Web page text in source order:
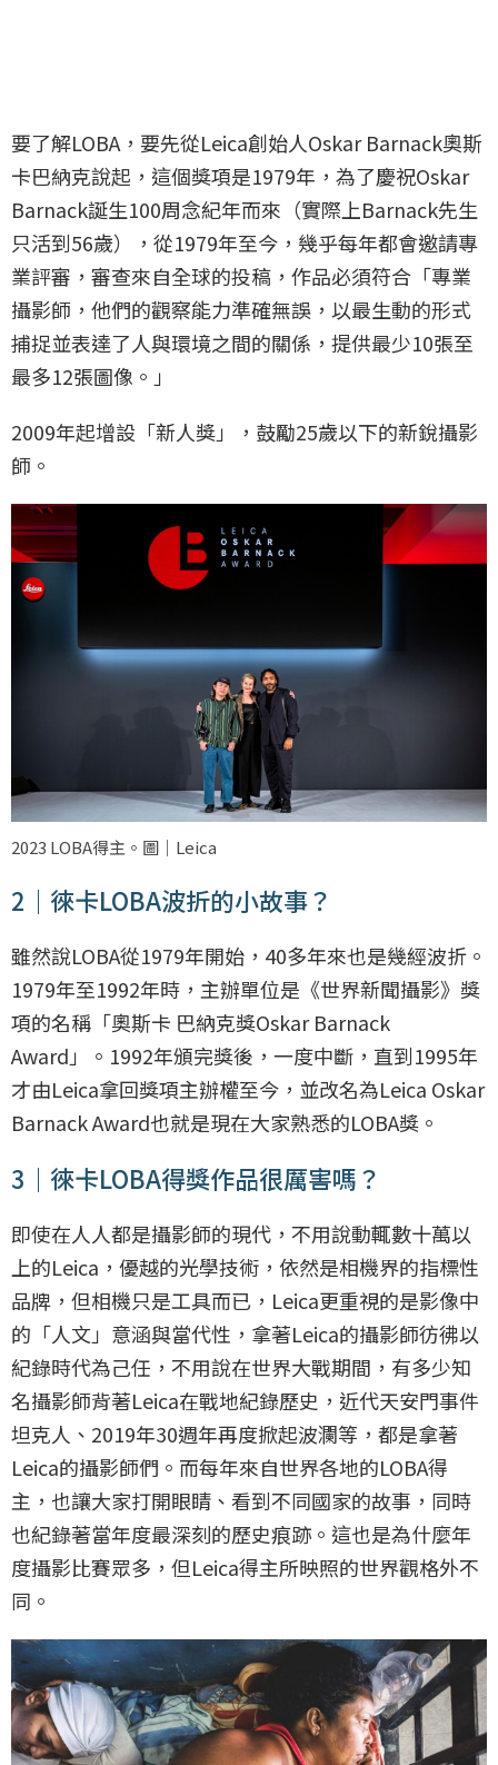
要了解LOBA，要先從Leica創始人Oskar Barnack奧斯
卡巴納克說起，這個獎項是1979年，為了慶祝Oskar
Barnack誕生100周念紀年而來（實際上Barnack先生
只活到56歲），從1979年至今，幾乎每年都會邀請專
業評審，審查來自全球的投稿，作品必須符合「專業
攝影師，他們的觀察能力準確無誤，以最生動的形式
捕捉並表達了人與環境之間的關係，提供最少10張至
最多12張圖像。」
2009年起增設「新人獎」，鼓勵25歲以下的新銳攝影
師。
2023 LOBA得主。圖｜Leica
2｜徠卡LOBA波折的小故事？
雖然說LOBA從1979年開始，40多年來也是幾經波折。
1979年至1992年時，主辦單位是《世界新聞攝影》獎
項的名稱「奧斯卡 巴納克獎Oskar Barnack
Award」。1992年頒完獎後，一度中斷，直到1995年
才由Leica拿回獎項主辦權至今，並改名為Leica Oskar
Barnack Award也就是現在大家熟悉的LOBA獎。
3｜徠卡LOBA得獎作品很厲害嗎？
即使在人人都是攝影師的現代，不用說動輒數十萬以
上的Leica，優越的光學技術，依然是相機界的指標性
品牌，但相機只是工具而已，Leica更重視的是影像中
的「人文」意涵與當代性，拿著Leica的攝影師彷彿以
紀錄時代為己任，不用說在世界大戰期間，有多少知
名攝影師背著Leica在戰地紀錄歷史，近代天安門事件
坦克人、2019年30週年再度掀起波瀾等，都是拿著
Leica的攝影師們。而每年來自世界各地的LOBA得
主，也讓大家打開眼睛、看到不同國家的故事，同時
也紀錄著當年度最深刻的歷史痕跡。這也是為什麼年
度攝影比賽眾多，但Leica得主所映照的世界觀格外不
同。